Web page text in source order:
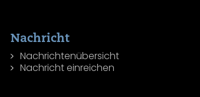
Nachricht
Nachrichtenübersicht
Nachricht einreichen